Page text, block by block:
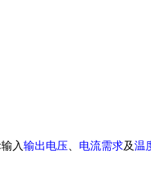
入输出电压 电流需求及温